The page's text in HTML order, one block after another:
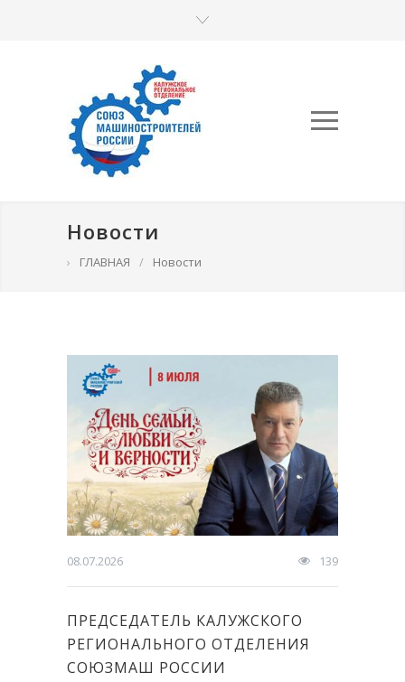
Новости
› ГЛАВНАЯ / Новости
08.07.2026 139
ПРЕДСЕДАТЕЛЬ КАЛУЖСКОГО
РЕГИОНАЛЬНОГО ОТДЕЛЕНИЯ
СОЮЗМАШ РОССИИ